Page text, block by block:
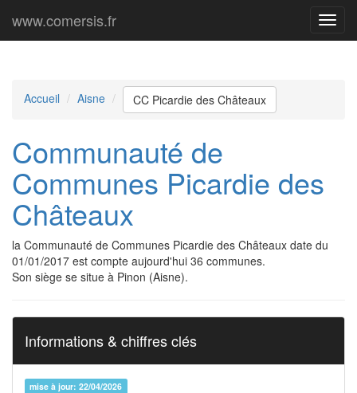
Menu
www.comersis.fr
Accueil Aisne CC Picardie des Châteaux
Communauté de
Communes Picardie des
Châteaux
la Communauté de Communes Picardie des Châteaux date du
01/01/2017 est compte aujourd'hui 36 communes.
Son siège se situe à Pinon (Aisne).
Informations & chiffres clés
mise à jour: 22/04/2026